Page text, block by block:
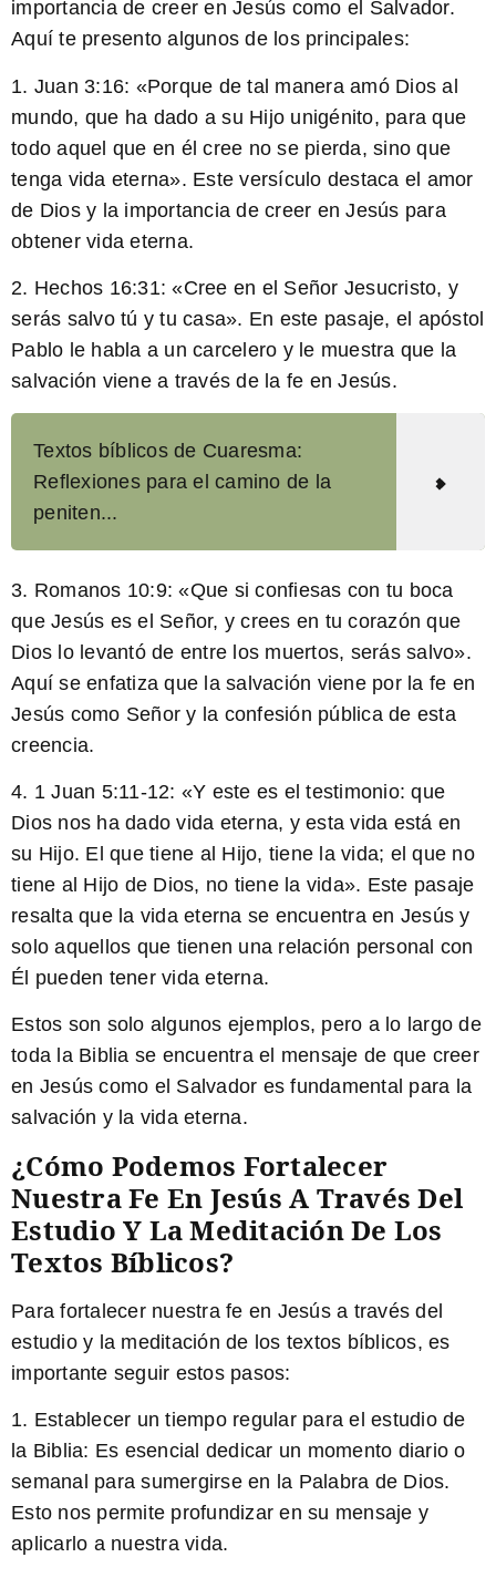
importancia de creer en Jesús como el Salvador.
Aquí te presento algunos de los principales:
1. Juan 3:16: «Porque de tal manera amó Dios al
mundo, que ha dado a su Hijo unigénito, para que
todo aquel que en él cree no se pierda, sino que
tenga vida eterna». Este versículo destaca el amor
de Dios y la importancia de creer en Jesús para
obtener vida eterna.
2. Hechos 16:31: «Cree en el Señor Jesucristo, y
serás salvo tú y tu casa». En este pasaje, el apóstol
Pablo le habla a un carcelero y le muestra que la
salvación viene a través de la fe en Jesús.
Textos bíblicos de Cuaresma:
Reflexiones para el camino de la
peniten...
3. Romanos 10:9: «Que si confiesas con tu boca
que Jesús es el Señor, y crees en tu corazón que
Dios lo levantó de entre los muertos, serás salvo».
Aquí se enfatiza que la salvación viene por la fe en
Jesús como Señor y la confesión pública de esta
creencia.
4. 1 Juan 5:11-12: «Y este es el testimonio: que
Dios nos ha dado vida eterna, y esta vida está en
su Hijo. El que tiene al Hijo, tiene la vida; el que no
tiene al Hijo de Dios, no tiene la vida». Este pasaje
resalta que la vida eterna se encuentra en Jesús y
solo aquellos que tienen una relación personal con
Él pueden tener vida eterna.
Estos son solo algunos ejemplos, pero a lo largo de
toda la Biblia se encuentra el mensaje de que creer
en Jesús como el Salvador es fundamental para la
salvación y la vida eterna.
¿Cómo Podemos Fortalecer
Nuestra Fe En Jesús A Través Del
Estudio Y La Meditación De Los
Textos Bíblicos?
Para fortalecer nuestra fe en Jesús a través del
estudio y la meditación de los textos bíblicos, es
importante seguir estos pasos:
1. Establecer un tiempo regular para el estudio de
la Biblia: Es esencial dedicar un momento diario o
semanal para sumergirse en la Palabra de Dios.
Esto nos permite profundizar en su mensaje y
aplicarlo a nuestra vida.